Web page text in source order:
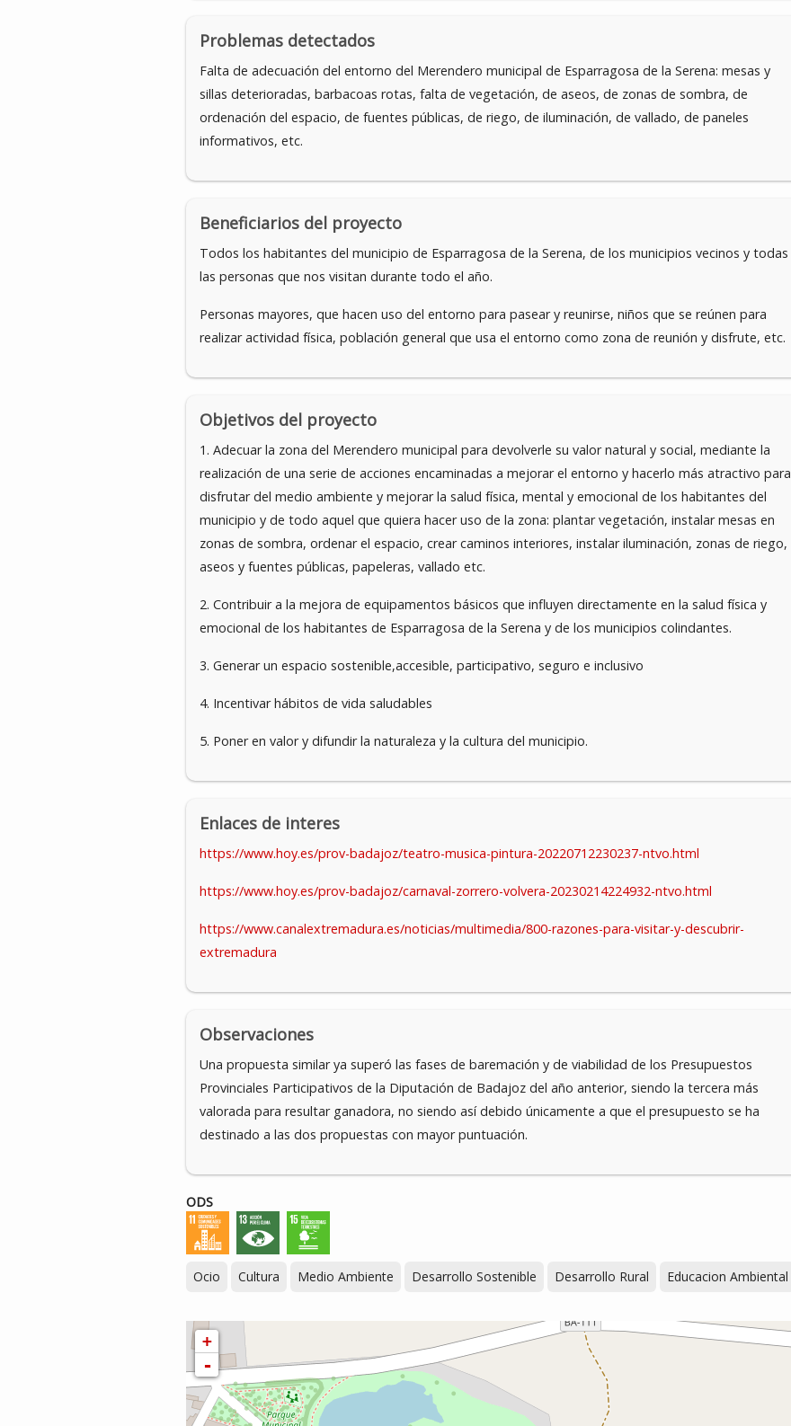
Problemas detectados
Falta de adecuación del entorno del Merendero municipal de Esparragosa de la Serena: mesas y
sillas deterioradas, barbacoas rotas, falta de vegetación, de aseos, de zonas de sombra, de
ordenación del espacio, de fuentes públicas, de riego, de iluminación, de vallado, de paneles
informativos, etc.
Beneficiarios del proyecto
Todos los habitantes del municipio de Esparragosa de la Serena, de los municipios vecinos y todas
las personas que nos visitan durante todo el año.
Personas mayores, que hacen uso del entorno para pasear y reunirse, niños que se reúnen para
realizar actividad física, población general que usa el entorno como zona de reunión y disfrute, etc.
Objetivos del proyecto
1. Adecuar la zona del Merendero municipal para devolverle su valor natural y social, mediante la
realización de una serie de acciones encaminadas a mejorar el entorno y hacerlo más atractivo para
disfrutar del medio ambiente y mejorar la salud física, mental y emocional de los habitantes del
municipio y de todo aquel que quiera hacer uso de la zona: plantar vegetación, instalar mesas en
zonas de sombra, ordenar el espacio, crear caminos interiores, instalar iluminación, zonas de riego,
aseos y fuentes públicas, papeleras, vallado etc.
2. Contribuir a la mejora de equipamentos básicos que influyen directamente en la salud física y
emocional de los habitantes de Esparragosa de la Serena y de los municipios colindantes.
3. Generar un espacio sostenible,accesible, participativo, seguro e inclusivo
4. Incentivar hábitos de vida saludables
5. Poner en valor y difundir la naturaleza y la cultura del municipio.
Enlaces de interes
https://www.hoy.es/prov-badajoz/teatro-musica-pintura-20220712230237-ntvo.html
https://www.hoy.es/prov-badajoz/carnaval-zorrero-volvera-20230214224932-ntvo.html
https://www.canalextremadura.es/noticias/multimedia/800-razones-para-visitar-y-descubrir-
extremadura
Observaciones
Una propuesta similar ya superó las fases de baremación y de viabilidad de los Presupuestos
Provinciales Participativos de la Diputación de Badajoz del año anterior, siendo la tercera más
valorada para resultar ganadora, no siendo así debido únicamente a que el presupuesto se ha
destinado a las dos propuestas con mayor puntuación.
ODS
Ocio Cultura Medio Ambiente Desarrollo Sostenible Desarrollo Rural Educacion Ambiental
+
-